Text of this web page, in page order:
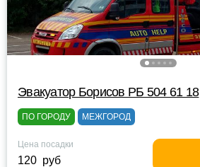
Эвакуатор Борисов РБ 504 61 18
ПО ГОРОДУ МЕЖГОРОД
Цена посадки
120 руб